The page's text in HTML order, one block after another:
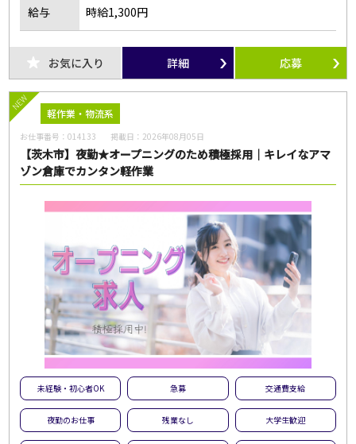
給与 時給1,300円
お気に入り 詳細 応募
NEW
軽作業・物流系
お仕事番号：014133 掲載日： 2026年08月05日
【茨木市】夜勤★オープニングのため積極採用｜キレイなアマ
ゾン倉庫でカンタン軽作業
未経験・初心者OK 急募 交通費支給
夜勤のお仕事 残業なし 大学生歓迎